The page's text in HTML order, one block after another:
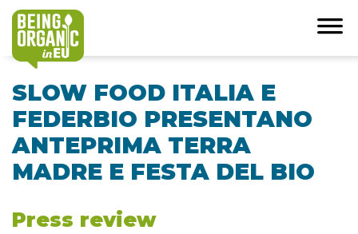
SLOW FOOD ITALIA E
FEDERBIO PRESENTANO
ANTEPRIMA TERRA
MADRE E FESTA DEL BIO
Press review